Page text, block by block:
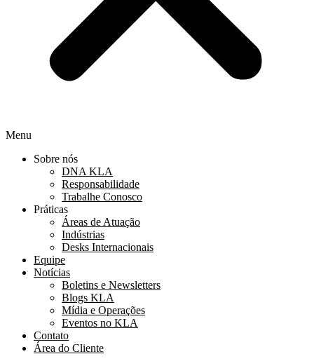
Menu
Sobre nós
DNA KLA
Responsabilidade
Trabalhe Conosco
Práticas
Áreas de Atuação
Indústrias
Desks Internacionais
Equipe
Notícias
Boletins e Newsletters
Blogs KLA
Mídia e Operações
Eventos no KLA
Contato
Área do Cliente